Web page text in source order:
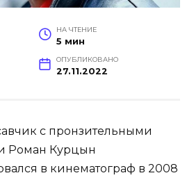
НА ЧТЕНИЕ
5 мин
ОПУБЛИКОВАНО
27.11.2022
с пронзительными
Роман Курцын
в кинематограф в 2008